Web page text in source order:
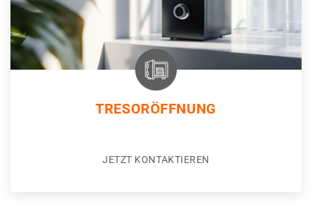
TRESORÖFFNUNG
JETZT KONTAKTIEREN